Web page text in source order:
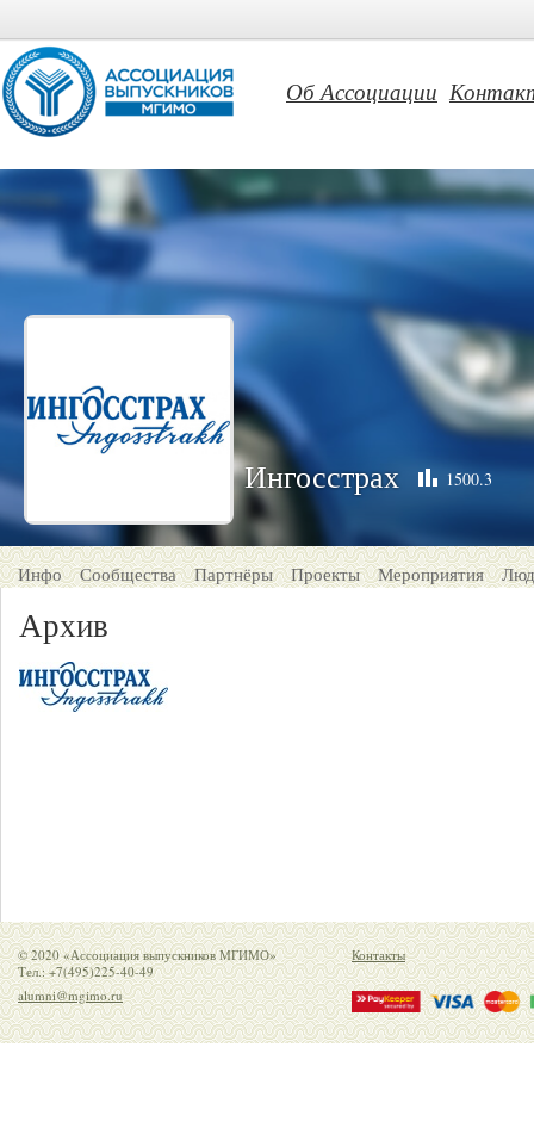
Об Ассоциации
Ингосстрах 1500.3
Инфо Сообщества Партнёры Проекты Мероприятия
Архив
© 2020 «Ассоциация выпускников МГИМО»
Тел.: +7(495)225-40-49
alumni@mgimo.ru
Контакты